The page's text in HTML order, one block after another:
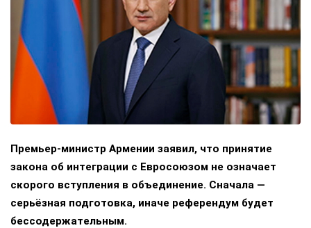
Премьер-министр Армении заявил, что принятие
закона об интеграции с Евросоюзом не означает
скорого вступления в объединение. Сначала —
серьёзная подготовка, иначе референдум будет
бессодержательным.